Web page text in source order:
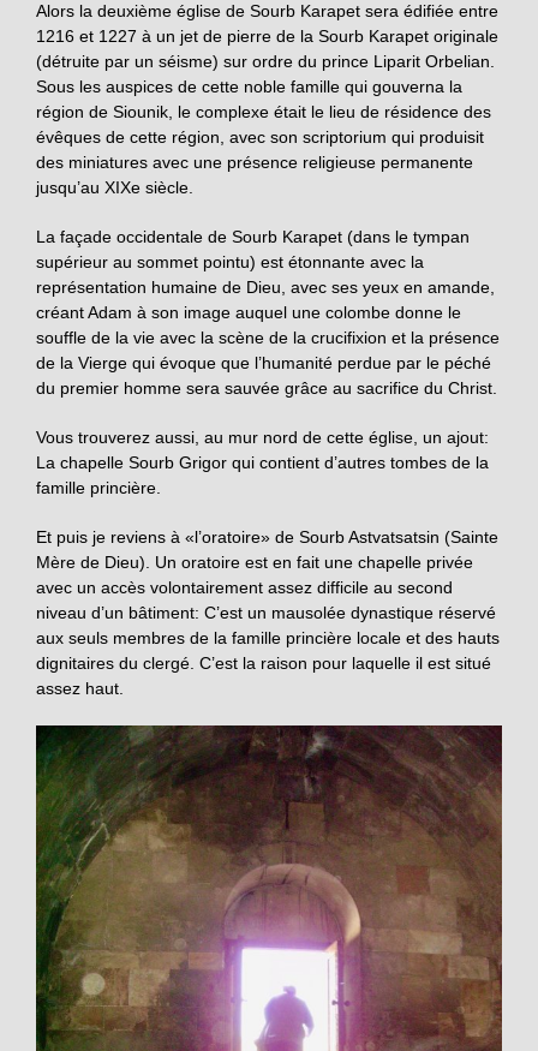
Alors la deuxième église de Sourb Karapet sera édifiée entre
1216 et 1227 à un jet de pierre de la Sourb Karapet originale
(détruite par un séisme) sur ordre du prince Liparit Orbelian.
Sous les auspices de cette noble famille qui gouverna la
région de Siounik, le complexe était le lieu de résidence des
évêques de cette région, avec son scriptorium qui produisit
des miniatures avec une présence religieuse permanente
jusqu’au XIXe siècle.
La façade occidentale de Sourb Karapet (dans le tympan
supérieur au sommet pointu) est étonnante avec la
représentation humaine de Dieu, avec ses yeux en amande,
créant Adam à son image auquel une colombe donne le
souffle de la vie avec la scène de la crucifixion et la présence
de la Vierge qui évoque que l’humanité perdue par le péché
du premier homme sera sauvée grâce au sacrifice du Christ.
Vous trouverez aussi, au mur nord de cette église, un ajout:
La chapelle Sourb Grigor qui contient d’autres tombes de la
famille princière.
Et puis je reviens à «l’oratoire» de Sourb Astvatsatsin (Sainte
Mère de Dieu). Un oratoire est en fait une chapelle privée
avec un accès volontairement assez difficile au second
niveau d’un bâtiment: C’est un mausolée dynastique réservé
aux seuls membres de la famille princière locale et des hauts
dignitaires du clergé. C’est la raison pour laquelle il est situé
assez haut.